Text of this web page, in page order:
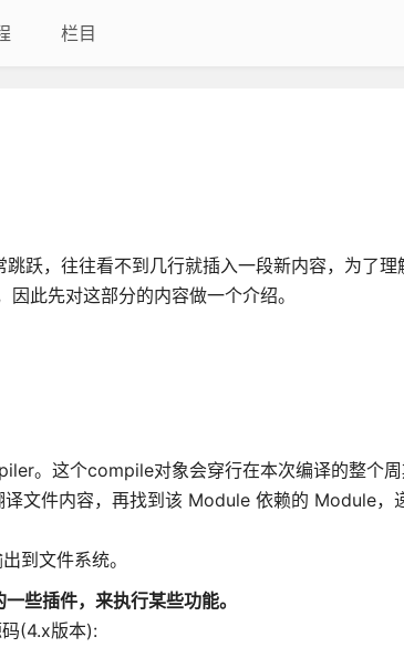
栏目
跃，往往看不到几行就插入一段新内容，为了理
此先对这部分的内容做一个介绍。
。这个compile对象会穿行在本次编译的整个周
文件内容，再找到该 Module 依赖的 Module，
到文件系统。
些插件，来执行某些功能。
(4.x版本):